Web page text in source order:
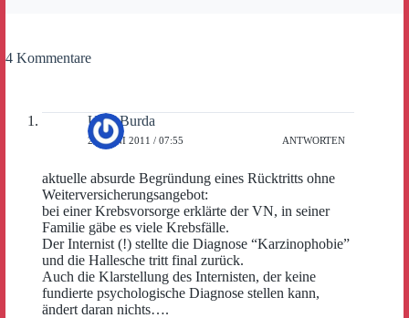
4 Kommentare
Uwe Burda
28. JUNI 2011 / 07:55 ANTWORTEN
aktuelle absurde Begründung eines Rücktritts ohne
Weiterversicherungsangebot:
bei einer Krebsvorsorge erklärte der VN, in seiner
Familie gäbe es viele Krebsfälle.
Der Internist (!) stellte die Diagnose “Karzinophobie”
und die Hallesche tritt final zurück.
Auch die Klarstellung des Internisten, der keine
fundierte psychologische Diagnose stellen kann,
ändert daran nichts….